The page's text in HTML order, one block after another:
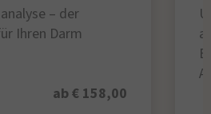
– der
Ihren Darm
ab € 158,00